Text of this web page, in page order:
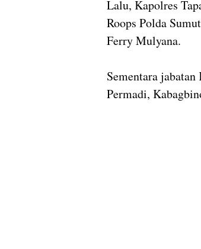
Lalu, Kapolres
Roops Polda
Ferry Mulyana.
Sementara
Permadi,